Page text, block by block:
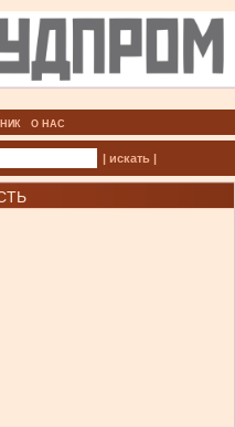
О НАС
| искать |